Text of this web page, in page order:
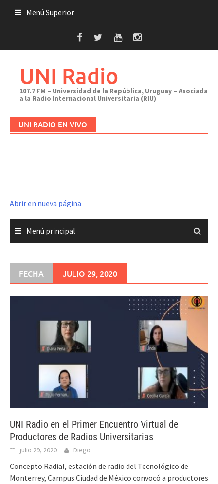
Menú Superior
UNI Radio
107.7 FM – Universidad de la República, Uruguay – Asociada
a la Radio Internacional Universitaria (RIU)
UNI RADIO EN VIVO
Abrir en nueva página
Menú principal
FECHA JULIO 29, 2020
UNI Radio en el Primer Encuentro Virtual de
Productores de Radios Universitarias
julio 29, 2020 Diego
Concepto Radial, estación de radio del Tecnológico de
Monterrey, Campus Ciudad de México convocó a productores